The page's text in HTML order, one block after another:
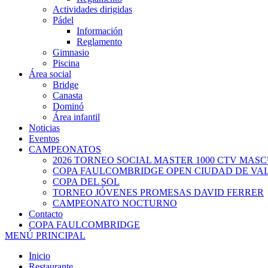
Actividades dirigidas
Pádel
Información
Reglamento
Gimnasio
Piscina
Área social
Bridge
Canasta
Dominó
Área infantil
Noticias
Eventos
CAMPEONATOS
2026 TORNEO SOCIAL MASTER 1000 CTV
COPA FAULCOMBRIDGE OPEN CIUDAD DE
COPA DEL SOL
TORNEO JÓVENES PROMESAS DAVID FERRER
CAMPEONATO NOCTURNO
Contacto
COPA FAULCOMBRIDGE
MENÚ PRINCIPAL
Inicio